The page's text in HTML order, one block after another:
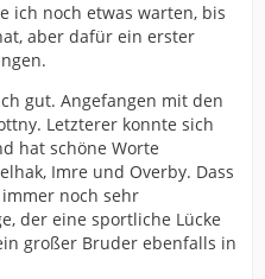
ich noch etwas warten, bis
aber dafür ein erster
gut. Angefangen mit den
Letzterer konnte sich
hat schöne Worte
Imre und Overby. Dass
noch sehr
der eine sportliche Lücke
großer Bruder ebenfalls in